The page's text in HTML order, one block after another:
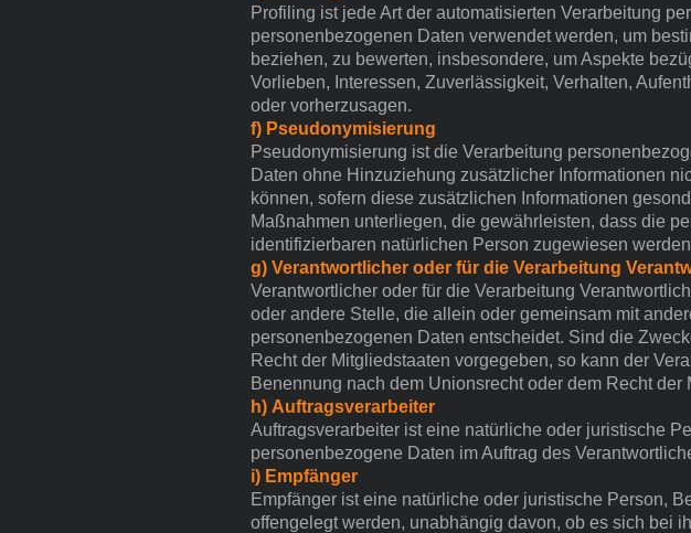
Profiling ist jede Art der automatisierten Verarbeitung
personenbezogenen Daten verwendet werden, um
beziehen, zu bewerten, insbesondere, um Aspekte
Vorlieben, Interessen, Zuverlässigkeit, Verhalten,
oder vorherzusagen.
f) Pseudonymisierung
Pseudonymisierung ist die Verarbeitung
Daten ohne Hinzuziehung zusätzlicher Informationen
können, sofern diese zusätzlichen Informationen
Maßnahmen unterliegen, die gewährleisten, dass die
identifizierbaren natürlichen Person zugewiesen
g) Verantwortlicher oder für die Verarbeitung
Verantwortlicher oder für die Verarbeitung
oder andere Stelle, die allein oder gemeinsam mit
personenbezogenen Daten entscheidet. Sind die
Recht der Mitgliedstaaten vorgegeben, so kann der
Benennung nach dem Unionsrecht oder dem Recht
h) Auftragsverarbeiter
Auftragsverarbeiter ist eine natürliche oder juristische
personenbezogene Daten im Auftrag des
i) Empfänger
Empfänger ist eine natürliche oder juristische Person,
offengelegt werden, unabhängig davon, ob es sich bei